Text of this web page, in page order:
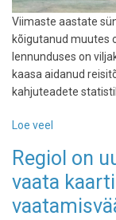
Viimaste aastate
kõigutanud muutes
lennunduses on
kaasa aidanud
kahjuteadete
Loe veel
45%
seotud
Regiol on
vaata